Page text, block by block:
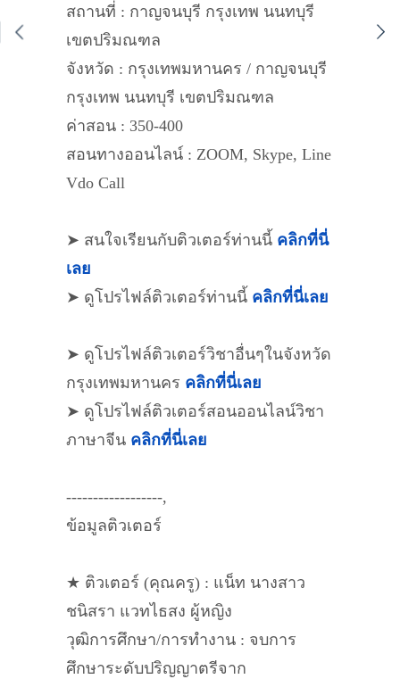
สถานที่ : กาญจนบุรี กรุงเทพ นนทบุรี
เขตปริมณฑล
จังหวัด : กรุงเทพมหานคร / กาญจนบุรี
กรุงเทพ นนทบุรี เขตปริมณฑล
ค่าสอน : 350-400
สอนทางออนไลน์ : ZOOM, Skype, Line
Vdo Call
➤ สนใจเรียนกับติวเตอร์ท่านนี้ คลิกที่นี่
เลย
➤ ดูโปรไฟล์ติวเตอร์ท่านนี้ คลิกที่นี่เลย
➤ ดูโปรไฟล์ติวเตอร์วิชาอื่นๆในจังหวัด
กรุงเทพมหานคร คลิกที่นี่เลย
➤ ดูโปรไฟล์ติวเตอร์สอนออนไลน์วิชา
ภาษาจีน คลิกที่นี่เลย
------------------,
ข้อมูลติวเตอร์
★ ติวเตอร์ (คุณครู) : แน็ท นางสาว
ชนิสรา แวทไธสง ผู้หญิง
วุฒิการศึกษา/การทำงาน : จบการ
ศึกษาระดับปริญญาตรีจาก